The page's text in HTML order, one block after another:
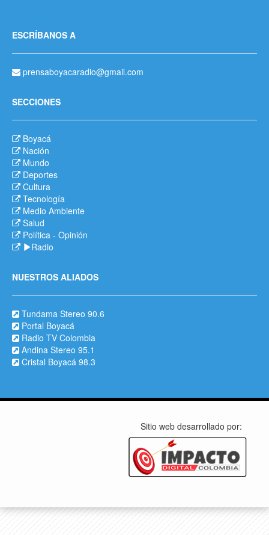
ESCRÍBANOS A
prensaboyacaradio@gmail.com
SECCIONES
Boyacá
Nación
Mundo
Deportes
Cultura
Tecnología
Medio Ambiente
Salud
Política - Opinión
Radio
NUESTROS ALIADOS
Tundama Stereo 90.6
Portal Boyacá
Radio TV Colombia
Andina Stereo 95.1
Cristal Boyacá 98.3
Sitio web desarrollado por: